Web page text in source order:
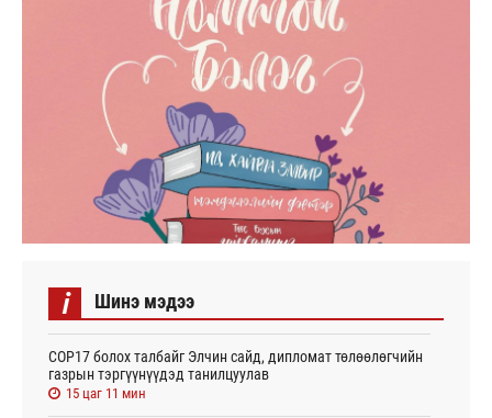
i Шинэ мэдээ
СОР17 болох талбайг Элчин сайд, дипломат төлөөлөгчийн
газрын тэргүүнүүдэд танилцуулав
15 цаг 11 мин